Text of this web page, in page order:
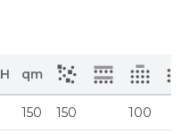
H qm
150 150 100